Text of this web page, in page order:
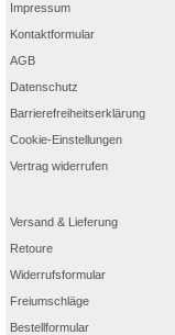
Impressum
Kontaktformular
AGB
Datenschutz
Barrierefreiheitserklärung
Cookie-Einstellungen
Vertrag widerrufen
Versand & Lieferung
Retoure
Widerrufsformular
Freiumschläge
Bestellformular